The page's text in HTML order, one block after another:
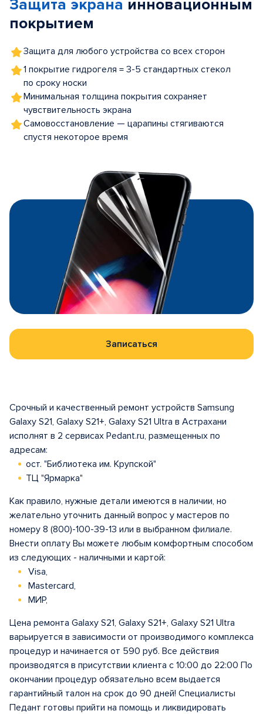
5
Защита экрана инновационным
покрытием
Защита для любого устройства со всех сторон
1 покрытие гидрогеля = 3-5 стандартных стекол
по сроку носки
Минимальная толщина покрытия сохраняет
чувствительность экрана
Самовосстановление — царапины стягиваются
спустя некоторое время
Записаться
Срочный и качественный ремонт устройств Samsung
Galaxy S21, Galaxy S21+, Galaxy S21 Ultra в Астрахани
исполнят в 2 сервисах Pedant.ru, размещенных по
адресам:
ост. "Библиотека им. Крупской"
ТЦ "Ярмарка"
Как правило, нужные детали имеются в наличии, но
желательно уточнить данный вопрос у мастеров по
номеру 8 (800)-100-39-13 или в выбранном филиале.
Внести оплату Вы можете любым комфортным способом
из следующих - наличными и картой:
Visa,
Mastercard,
МИР,
Цена ремонта Galaxy S21, Galaxy S21+, Galaxy S21 Ultra
варьируется в зависимости от производимого комплекса
процедур и начинается от 590 руб. Все действия
производятся в присутствии клиента с 10:00 до 22:00 По
окончании процедур обязательно всем выдается
гарантийный талон на срок до 90 дней! Специалисты
Педант готовы прийти на помощь и ликвидировать